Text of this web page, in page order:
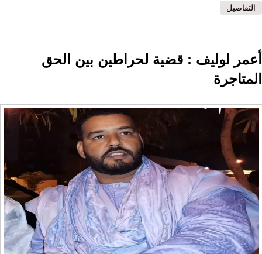
التفاصيل
أعمر لوليف : قضية لحراطين بين الحق
المتاجرة